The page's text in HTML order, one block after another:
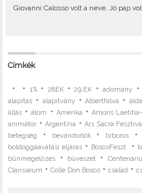
Giovanni Calosso volt a neve. Jó pap
Címkék
• • 1%• 28EK•29.EK •adomány
alapítás • alapítvány•Albertfalva •
állás •álom • Amerika • Amoris
animátor •Argentína •Ars Sacra
betegség • bevándorlók• bíboros •
boldoggáavatási eljárás • BoscoFeszt •
bűnmegelőzés • bűvészet •
Clarisseum •Colle Don Bosco •család •